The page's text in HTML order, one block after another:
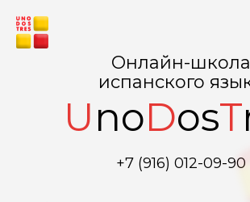
UnoDosT
Онлайн-школа
испанского
+7 (916) 012-09-90